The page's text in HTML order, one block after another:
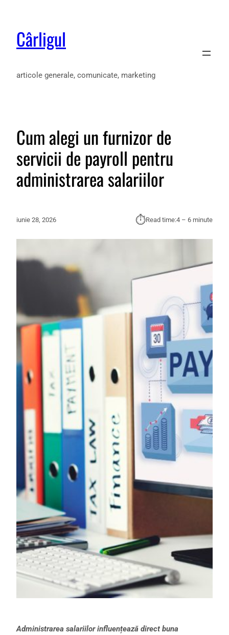
Cârligul
articole generale, comunicate, marketing
Cum alegi un furnizor de
servicii de payroll pentru
administrarea salariilor
iunie 28, 2026 ⏱︎Read time:4 – 6 minute
Administrarea salariilor influențează direct buna